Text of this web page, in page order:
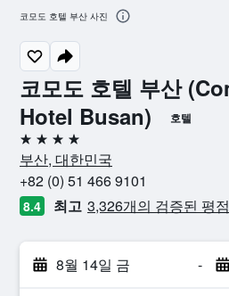
코모도 호텔 부산
Hotel Busan)
호텔
4성급
부산, 대한민국
+82 (0) 51 466 9101
8.4 최고 3,326개의 검증된 평점
8월 14일 금 -
코모도 호텔 부산 사진